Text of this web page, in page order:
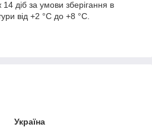
діб за умови зберігання в
від +2 °C до +8 °C.
Україна